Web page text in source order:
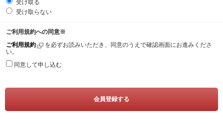
受け取る
受け取らない
ご利用規約への同意※
ご利用規約
を必ずお読みいただき、同意のうえで確認画面にお進みくださ
い。
同意して申し込む